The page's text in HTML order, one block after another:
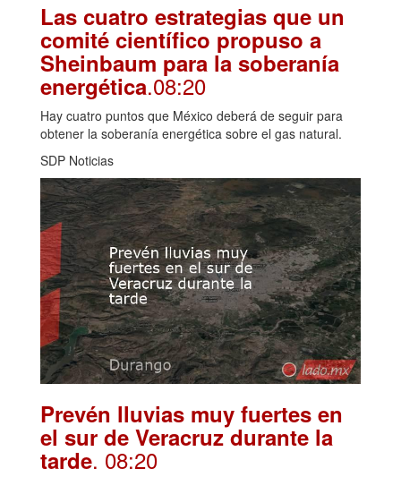
Las cuatro estrategias que un
comité científico propuso a
Sheinbaum para la soberanía
energética.08:20
Hay cuatro puntos que México deberá de seguir para
obtener la soberanía energética sobre el gas natural.
SDP Noticias
Prevén lluvias muy fuertes en
el sur de Veracruz durante la
tarde. 08:20